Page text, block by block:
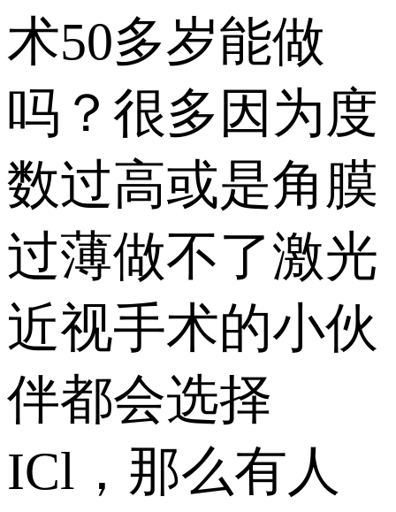
术50多岁能做
吗？很多因为度
数过高或是角膜
过薄做不了激光
近视手术的小伙
伴都会选择
ICl，那么有人